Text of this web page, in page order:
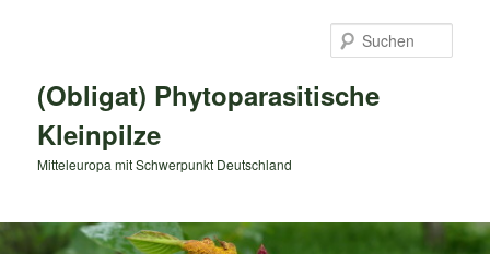
(Obligat) Phytoparasitische
Kleinpilze
Mitteleuropa mit Schwerpunkt Deutschland